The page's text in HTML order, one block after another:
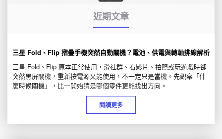
近期文章
三星 Fold、Flip 摺疊手機突然自動關機？電池、供電與轉軸排線解析
三星 Fold、Flip 原本正常使用，滑社群、看影片、拍照或玩遊戲時卻
突然黑屏關機，重新按電源又能使用，不一定只是當機。先觀察「什
麼時候關機」，比一開始猜是哪個零件更能找出方向。
閱讀更多